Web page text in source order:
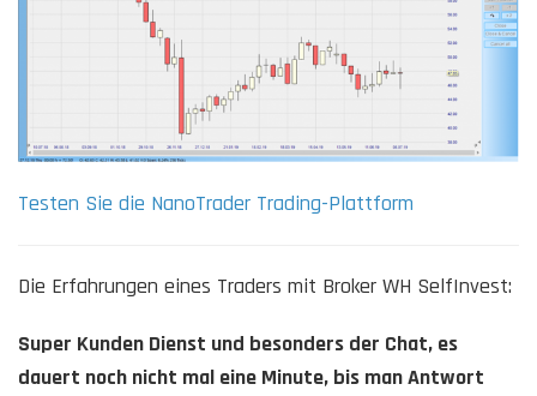
Testen Sie die NanoTrader Trading-Plattform
Die Erfahrungen eines Traders mit Broker WH SelfInvest:
Super Kunden Dienst und besonders der Chat, es
dauert noch nicht mal eine Minute, bis man Antwort